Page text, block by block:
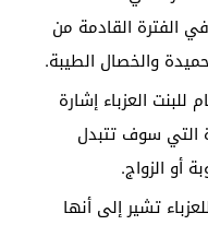
الفترة القادمة من
والخصال الطيبة.
للبنت العزباء إشارة
التي سوف تتبدل
أو الزواج.
تشير إلى أنها